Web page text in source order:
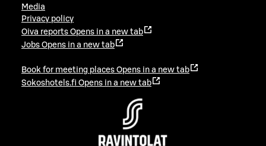
Media
Privacy policy
Oiva reports Opens in a new tab
Jobs Opens in a new tab
Book for meeting places Opens in a new tab
Sokoshotels.fi Opens in a new tab